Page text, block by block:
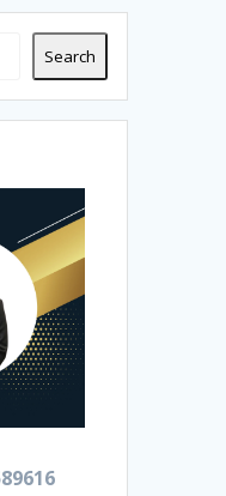
Search